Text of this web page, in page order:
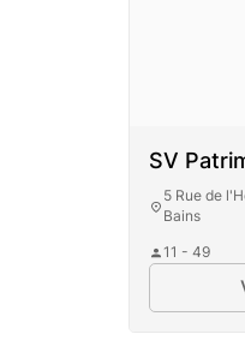
SV
5 Rue de
Bains
11 - 49